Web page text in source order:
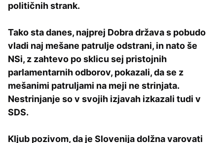
političnih strank.
Tako sta danes, najprej Dobra država s pobudo
vladi naj mešane patrulje odstrani, in nato še
NSi, z zahtevo po sklicu sej pristojnih
parlamentarnih odborov, pokazali, da se z
mešanimi patruljami na meji ne strinjata.
Nestrinjanje so v svojih izjavah izkazali tudi v
SDS.
Kljub pozivom, da je Slovenija dolžna varovati